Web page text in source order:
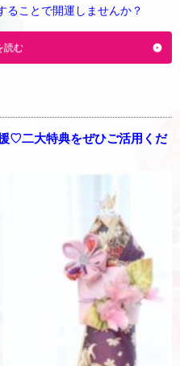
ることで開運しませんか？
読む
♡二大特典をぜひご活用くだ